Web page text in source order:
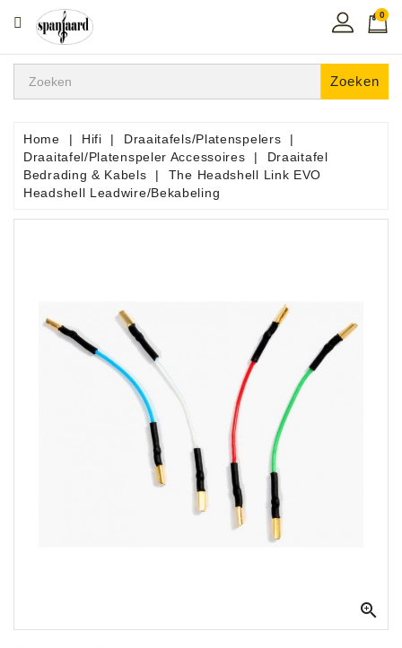
CATEGORIE
Home
In
De
Regio
Toetsen
Snaarinstrumenten
0
Zoeken
Home Hifi
Draaitafels/Platenspelers
Draaitafel/Platenspeler Accessoires
Draaitafel
Bedrading & Kabels
The Headshell Link EVO
Headshell Leadwire/Bekabeling
